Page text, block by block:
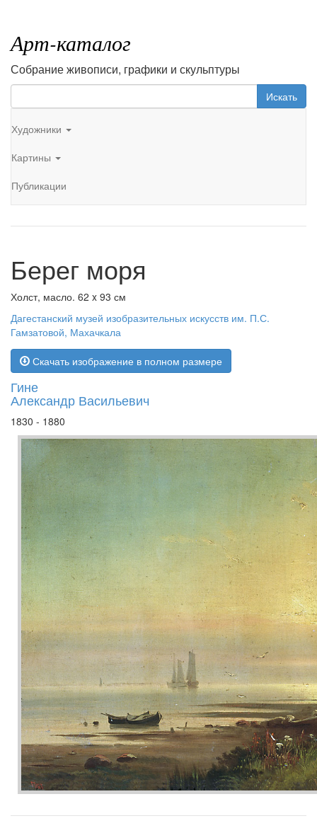
Арт-каталог
Собрание живописи, графики и скульптуры
Искать
Художники
Картины
Публикации
Берег моря
Холст, масло. 62 x 93 см
Дагестанский музей изобразительных искусств им. П.С.
Гамзатовой, Махачкала
Скачать изображение в полном размере
Гине
Александр Васильевич
1830 - 1880